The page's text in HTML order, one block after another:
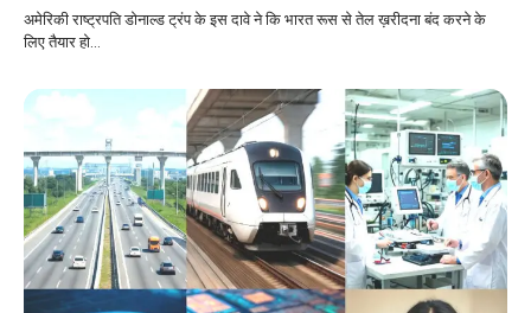
अमेरिकी राष्ट्रपति डोनाल्ड ट्रंप के इस दावे ने कि भारत रूस से तेल ख़रीदना बंद करने के
लिए तैयार हो…